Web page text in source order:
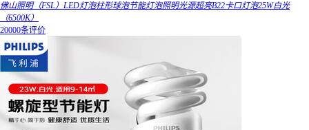
佛山照明（FSL）LED灯泡柱形球泡节能灯泡照明光源超亮B22卡口灯泡25W白光
（6500K）
20000条评价